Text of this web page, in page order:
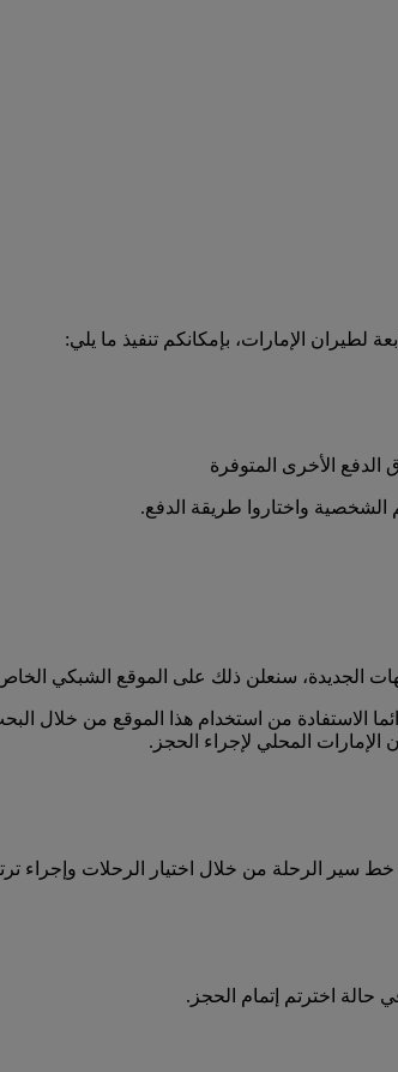
لطيران الإمارات، بإمكانكم تنفيذ ما يلي:
الأخرى المتوفرة
الشخصية واختاروا طريقة الدفع.
الجديدة، سنعلن ذلك على الموقع الشبكي الخاص
الاستفادة من استخدام هذا الموقع من خلال
الإمارات المحلي لإجراء الحجز.
سير الرحلة من خلال اختيار الرحلات وإجراء
اخترتم إتمام الحجز.